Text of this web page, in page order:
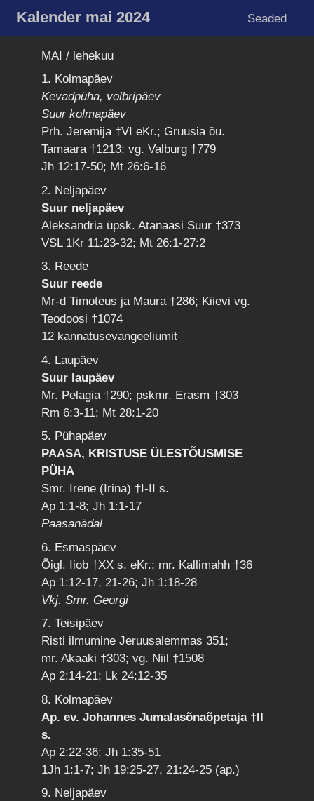
Kalender mai 2024 Seaded
MAI / lehekuu
1. Kolmapäev
Kevadpüha, volbripäev
Suur kolmapäev
Prh. Jeremija †VI eKr.; Gruusia õu.
Tamaara †1213; vg. Valburg †779
Jh 12:17-50; Mt 26:6-16
2. Neljapäev
Suur neljapäev
Aleksandria üpsk. Atanaasi Suur †373
VSL 1Kr 11:23-32; Mt 26:1-27:2
3. Reede
Suur reede
Mr-d Timoteus ja Maura †286; Kiievi vg.
Teodoosi †1074
12 kannatusevangeeliumit
4. Laupäev
Suur laupäev
Mr. Pelagia †290; pskmr. Erasm †303
Rm 6:3-11; Mt 28:1-20
5. Pühapäev
PAASA, KRISTUSE ÜLESTÕUSMISE
PÜHA
Smr. Irene (Irina) †I-II s.
Ap 1:1-8; Jh 1:1-17
Paasanädal
6. Esmaspäev
Õigl. Iiob †XX s. eKr.; mr. Kallimahh †36
Ap 1:12-17, 21-26; Jh 1:18-28
Vkj. Smr. Georgi
7. Teisipäev
Risti ilmumine Jeruusalemmas 351;
mr. Akaaki †303; vg. Niil †1508
Ap 2:14-21; Lk 24:12-35
8. Kolmapäev
Ap. ev. Johannes Jumalasõnaõpetaja †II
s.
Ap 2:22-36; Jh 1:35-51
1Jh 1:1-7; Jh 19:25-27, 21:24-25 (ap.)
9. Neljapäev